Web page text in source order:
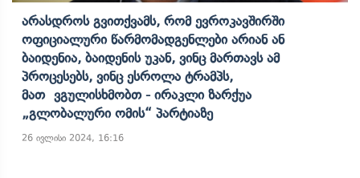
Არასდროს Გვითქვამს, Რომ Ევროკავშირში
Ოფიციალური Წარმომადგენლები Არიან Ან
Ბაიდენია, Ბაიდენის Უკან, Ვინც Მართავს Ამ
Პროცესებს, Ვინც Ესროლა Ტრამპს,
Მათ Ვგულისხმობთ - Ირაკლი Ზარქუა
„გლობალური Ომის“ Პარტიაზე
26 ივლისი 2024, 16:16